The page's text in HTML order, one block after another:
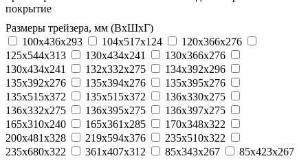
покрытие
Размеры трейзера, мм (ВхШхГ)
100x436x293
104х517х124
120x366x276
125x544x313
130x434x241
130х366х276
130х434х241
132x332x275
134x392x296
135x392x276
135x394x276
135x395x276
135x515x372
135х515х372
136x330x275
136x332x275
136x395x275
136x397x275
165x310x240
165x361x285
170x348x322
200x481x328
219x594x376
235x510x322
235x680x322
361x407x312 85x343x267
85x423x267